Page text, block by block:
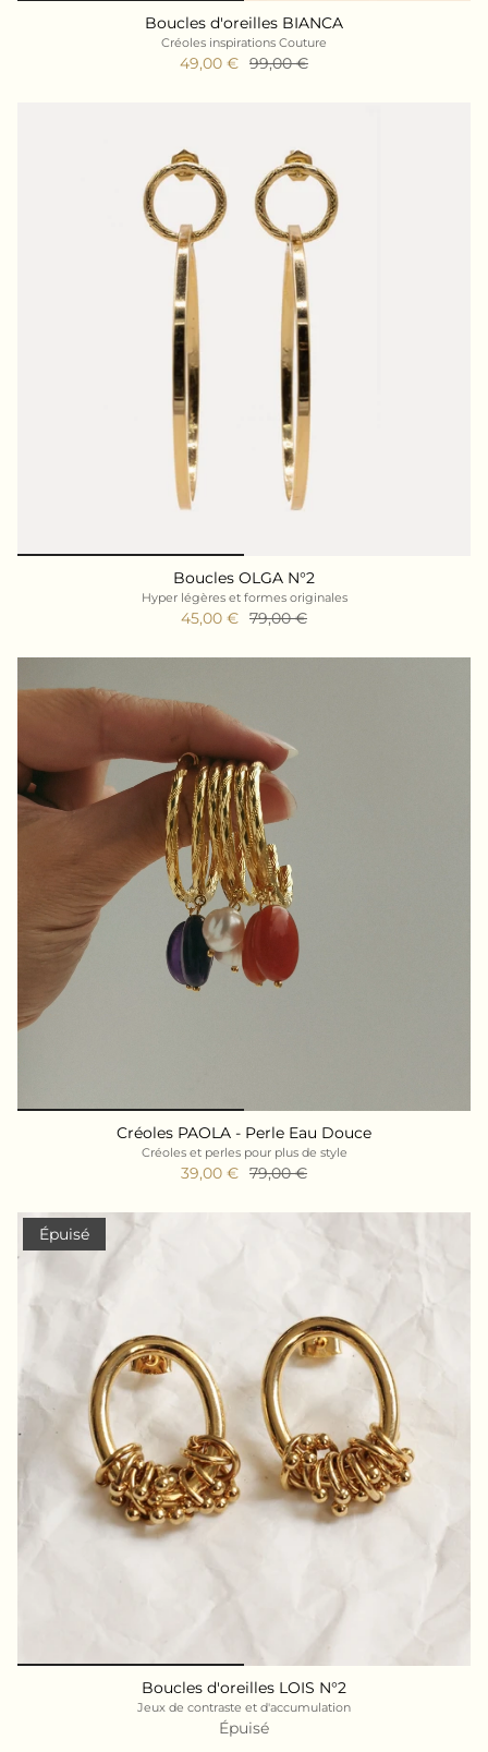
Boucles d'oreilles BIANCA
Créoles inspirations Couture
49,00 € 99,00 €
Boucles OLGA N°2
Hyper légères et formes originales
45,00 € 79,00 €
Créoles PAOLA - Perle Eau Douce
Créoles et perles pour plus de style
39,00 € 79,00 €
Épuisé
Boucles d'oreilles LOIS N°2
Jeux de contraste et d'accumulation
Épuisé